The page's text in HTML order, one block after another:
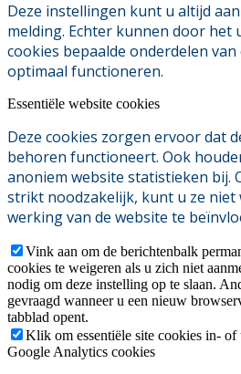
Deze instellingen kunt u altijd
melding. Echter kunnen door het
cookies bepaalde onderdelen
optimaal functioneren.
Essentiële website cookies
Deze cookies zorgen ervoor dat
behoren functioneert. Ook
anoniem website statistieken bij.
strikt noodzakelijk, kunt u ze niet
werking van de website te
Vink aan om de berichtenbalk
cookies te weigeren als u zich niet
nodig om deze instelling op te slaan.
gevraagd wanneer u een nieuw
tabblad opent.
Klik om essentiële site cookies in- of
Google Analytics cookies